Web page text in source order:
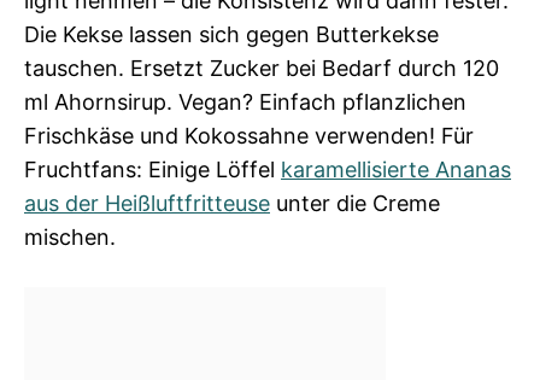
Die Kekse lassen sich gegen Butterkekse
tauschen. Ersetzt Zucker bei Bedarf durch 120
ml Ahornsirup. Vegan? Einfach pflanzlichen
Frischkäse und Kokossahne verwenden! Für
Fruchtfans: Einige Löffel karamellisierte Ananas
aus der Heißluftfritteuse unter die Creme
mischen.